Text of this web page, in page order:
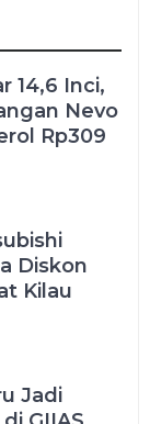
14,6 Inci,
Nevo
Rp309
Diskon
Kilau
Jadi